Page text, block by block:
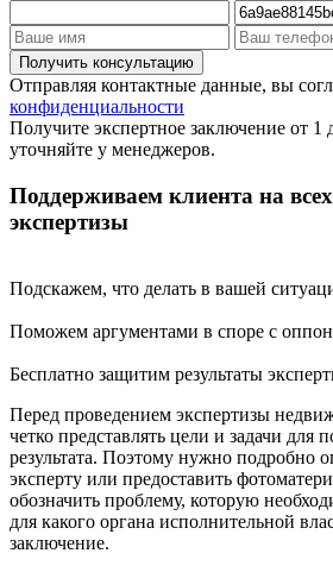
Отправляя контактные данные, вы
конфиденциальности
Получите экспертное заключение от 1
уточняйте у менеджеров.
Поддерживаем клиента на
экспертизы
Подскажем, что делать в вашей
Поможем аргументами в споре с
Бесплатно защитим результаты
Перед проведением экспертизы
четко представлять цели и задачи для
результата. Поэтому нужно подробно
эксперту или предоставить
обозначить проблему, которую
для какого органа исполнительной
заключение.